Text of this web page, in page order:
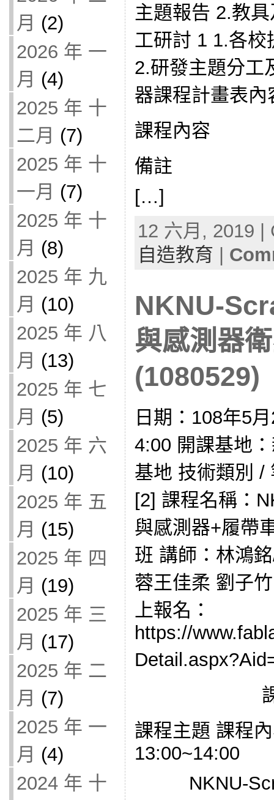
月 (2)
2026 年 一
月 (4)
2025 年 十
二月 (7)
2025 年 十
一月 (7)
2025 年 十
月 (8)
2025 年 九
月 (10)
2025 年 八
月 (13)
2025 年 七
月 (5)
2025 年 六
月 (10)
2025 年 五
月 (15)
2025 年 四
月 (19)
2025 年 三
月 (17)
2025 年 二
月 (7)
2025 年 一
月 (4)
2024 年 十
主題報告 2.教
工研討 1 1.各校
2.研發主題分工
器課程計畫表
課程內容
備註
[…]
12 六月, 2019
自造教育 |
NKNU-
與感測器
(1080529)
日期：108年5
4:00 開課基地
基地 技術類別 /
[2] 課程名稱：
與感測器+履帶
班 講師：林鴻
蓉王佳柔 劉子
上報名：
https://
課程主題 課程
13:00~14:00
NKNU-